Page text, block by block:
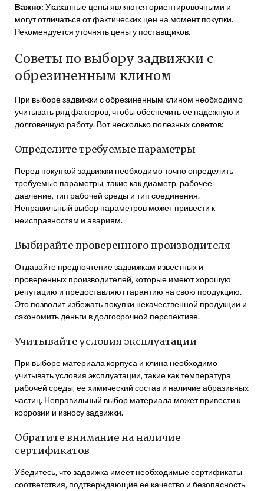
Важно: Указанные цены являются ориентировочными и
могут отличаться от фактических цен на момент покупки.
Рекомендуется уточнять цены у поставщиков.
Советы по выбору задвижки с
обрезиненным клином
При выборе задвижки с обрезиненным клином необходимо
учитывать ряд факторов‚ чтобы обеспечить ее надежную и
долговечную работу. Вот несколько полезных советов:
Определите требуемые параметры
Перед покупкой задвижки необходимо точно определить
требуемые параметры‚ такие как диаметр‚ рабочее
давление‚ тип рабочей среды и тип соединения.
Неправильный выбор параметров может привести к
неисправностям и авариям.
Выбирайте проверенного производителя
Отдавайте предпочтение задвижкам известных и
проверенных производителей‚ которые имеют хорошую
репутацию и предоставляют гарантию на свою продукцию.
Это позволит избежать покупки некачественной продукции и
сэкономить деньги в долгосрочной перспективе.
Учитывайте условия эксплуатации
При выборе материала корпуса и клина необходимо
учитывать условия эксплуатации‚ такие как температура
рабочей среды‚ ее химический состав и наличие абразивных
частиц. Неправильный выбор материала может привести к
коррозии и износу задвижки.
Обратите внимание на наличие
сертификатов
Убедитесь‚ что задвижка имеет необходимые сертификаты
соответствия‚ подтверждающие ее качество и безопасность.